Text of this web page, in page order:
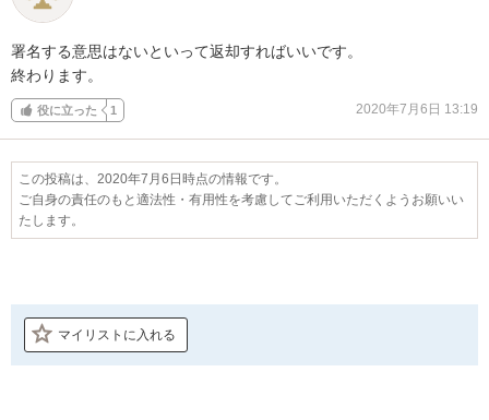
署名する意思はないといって返却すればいいです。
終わります。
役に立った 1 2020年7月6日 13:19
この投稿は、2020年7月6日時点の情報です。
ご自身の責任のもと適法性・有用性を考慮してご利用いただくようお願いい
たします。
マイリストに入れる